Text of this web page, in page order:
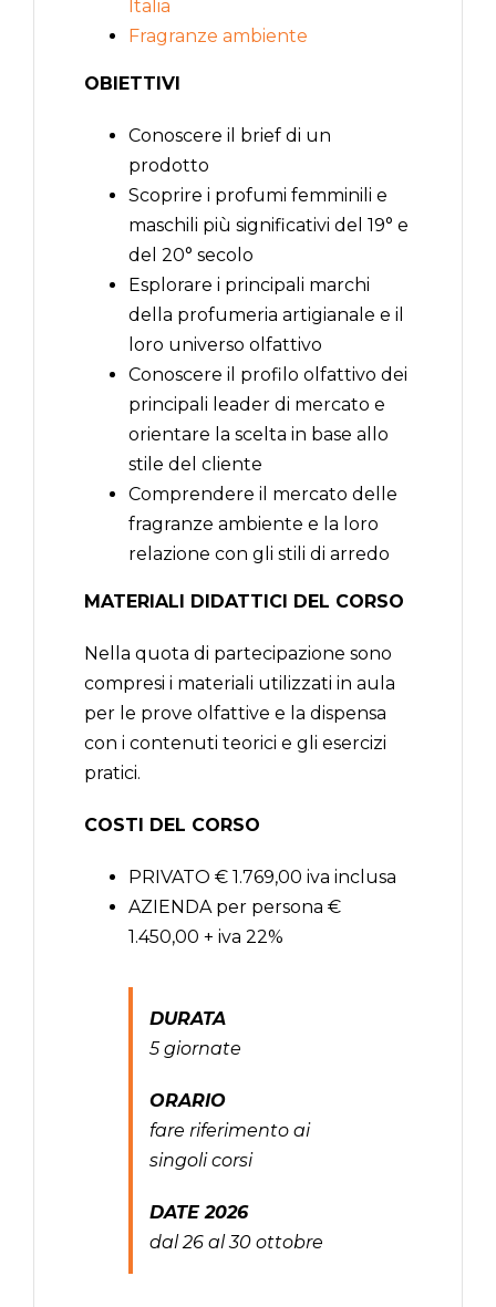
Italia
Fragranze ambiente
OBIETTIVI
Conoscere il brief di un
prodotto
Scoprire i profumi femminili e
maschili più significativi del 19° e
del 20° secolo
Esplorare i principali marchi
della profumeria artigianale e il
loro universo olfattivo
Conoscere il profilo olfattivo dei
principali leader di mercato e
orientare la scelta in base allo
stile del cliente
Comprendere il mercato delle
fragranze ambiente e la loro
relazione con gli stili di arredo
MATERIALI DIDATTICI DEL CORSO
Nella quota di partecipazione sono
compresi i materiali utilizzati in aula
per le prove olfattive e la dispensa
con i contenuti teorici e gli esercizi
pratici.
COSTI DEL CORSO
PRIVATO € 1.769,00 iva inclusa
AZIENDA per persona €
1.450,00 + iva 22%
DURATA
5 giornate
ORARIO
fare riferimento ai
singoli corsi
DATE 2026
dal 26 al 30 ottobre